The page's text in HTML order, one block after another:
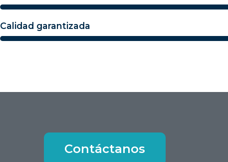
Calidad garantizada
Contáctanos